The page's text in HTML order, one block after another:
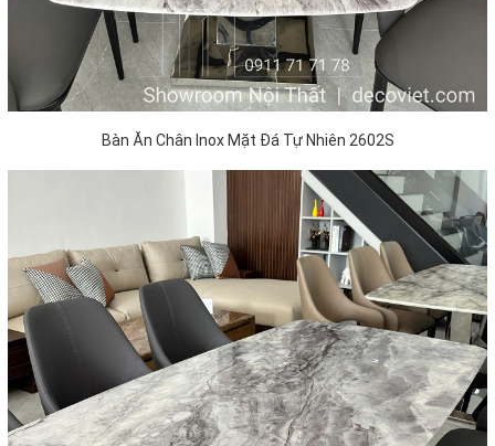
Bàn Ăn Chân Inox Mặt Đá Tự Nhiên 2602S